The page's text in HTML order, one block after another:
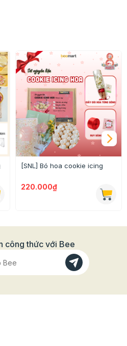
[SNL] Bó hoa cookie icing
220.000₫
công thức với Bee